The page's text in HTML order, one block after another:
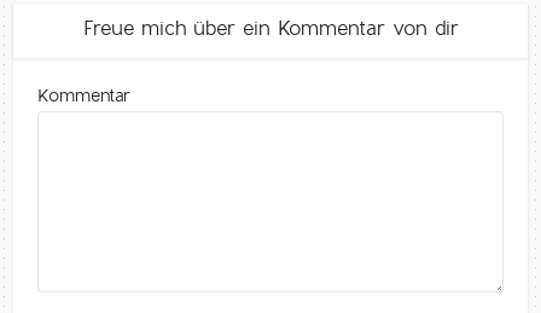
Freue mich über ein Kommentar von dir
Kommentar